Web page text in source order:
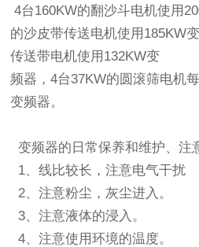
4台160KW的翻沙斗电机使用
的沙皮带传送电机使用185KW
传送带电机使用132KW变
频器，4台37KW的圆滚筛电机
变频器。
变频器的日常保养和维护、注
1、线比较长，注意电气干扰
2、注意粉尘，灰尘进入。
3、注意液体的浸入。
4、注意使用环境的温度。